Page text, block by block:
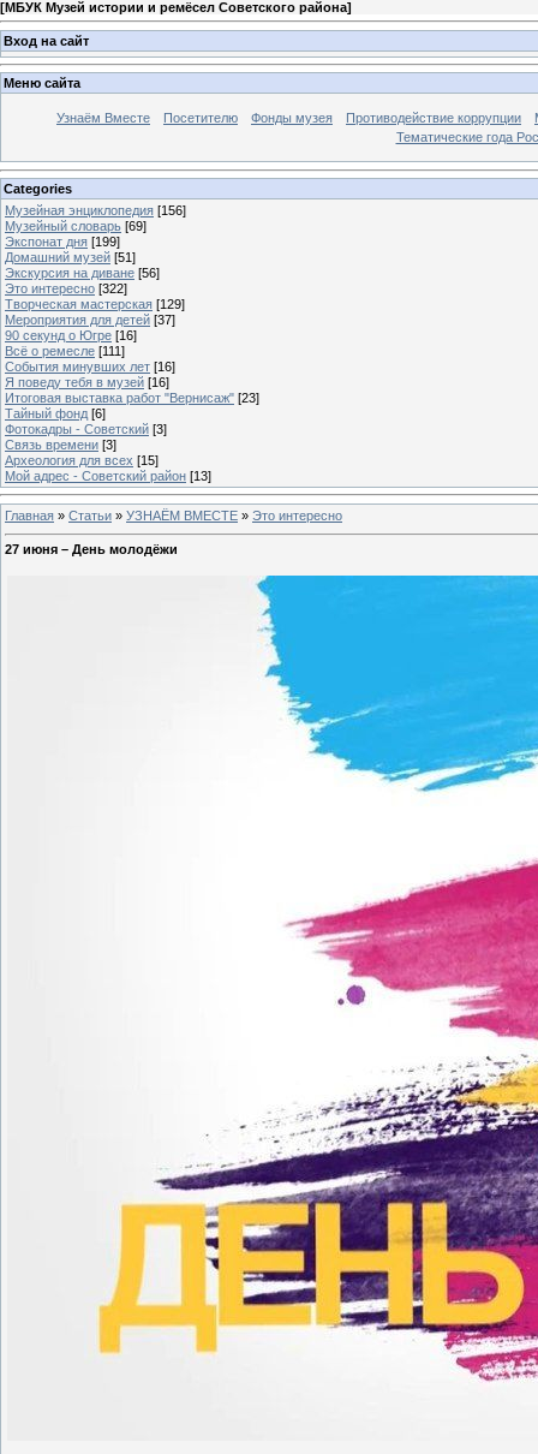
[МБУК Музей истории и ремёсел Советского района]
Вход на сайт
Меню сайта
Узнаём Вместе Посетителю Фонды музея Противодействие коррупции
Тематические года
Categories
Музейная энциклопедия [156]
Музейный словарь [69]
Экспонат дня [199]
Домашний музей [51]
Экскурсия на диване [56]
Это интересно [322]
Творческая мастерская [129]
Мероприятия для детей [37]
90 секунд о Югре [16]
Всё о ремесле [111]
События минувших лет [16]
Я поведу тебя в музей [16]
Итоговая выставка работ "Вернисаж" [23]
Тайный фонд [6]
Фотокадры - Советский [3]
Связь времени [3]
Археология для всех [15]
Мой адрес - Советский район [13]
Главная » Статьи » УЗНАЁМ ВМЕСТЕ » Это интересно
27 июня – День молодёжи